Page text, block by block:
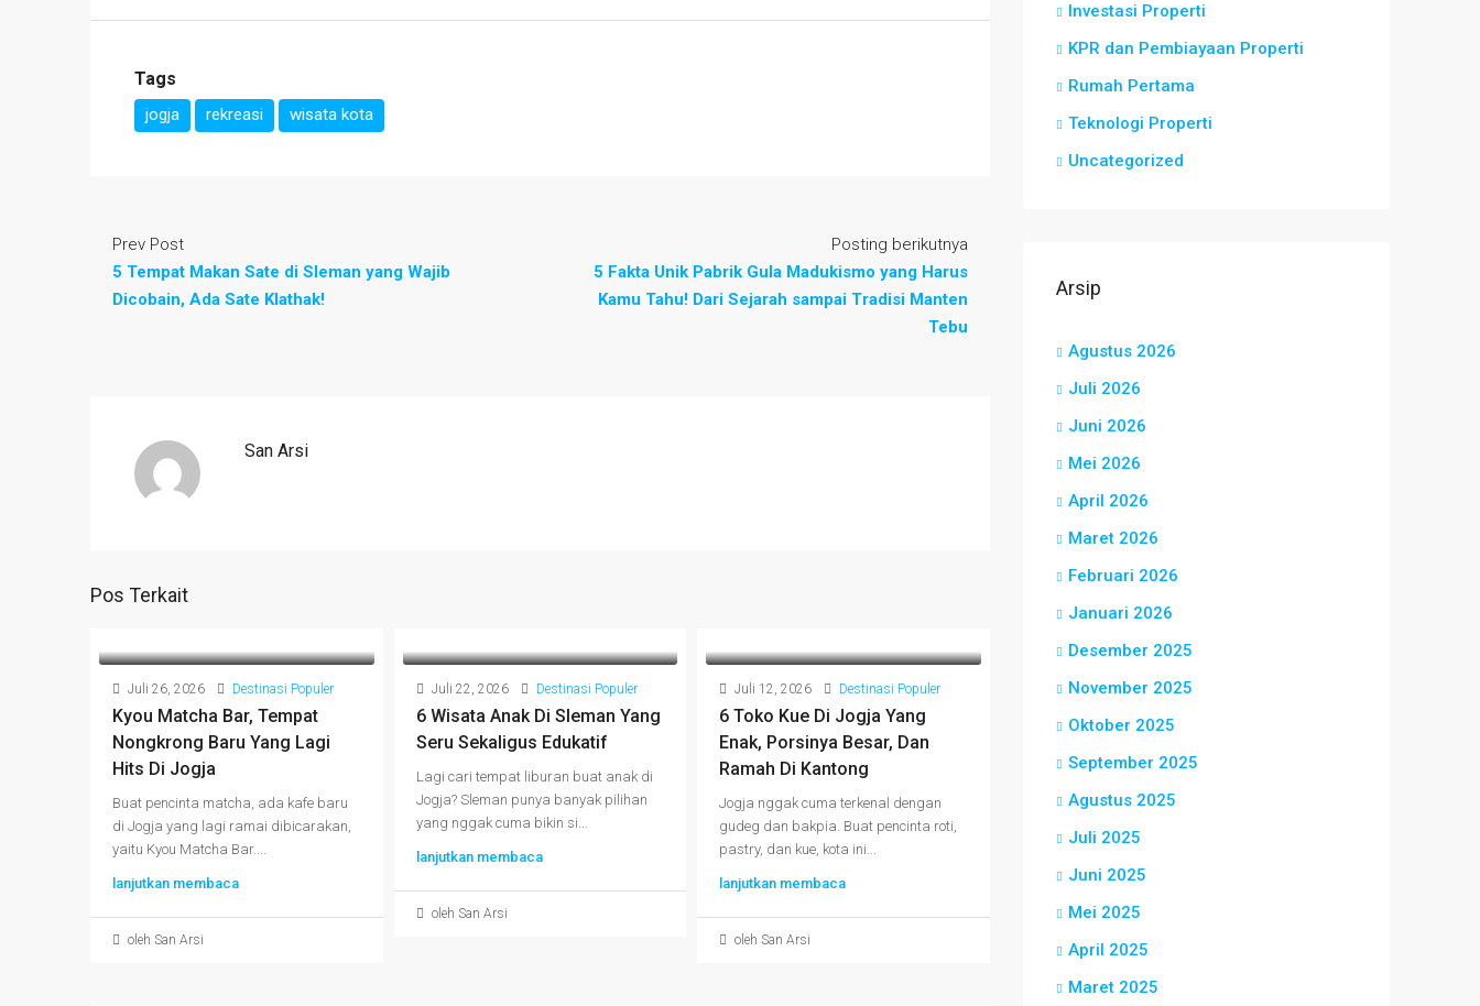
Tags
jogja rekreasi wisata kota
Prev Post
5 Tempat Makan Sate di Sleman yang Wajib
Dicobain, Ada Sate Klathak!
Posting berikutnya
5 Fakta Unik Pabrik Gula Madukismo yang Harus
Kamu Tahu! Dari Sejarah sampai Tradisi Manten
Tebu
San Arsi
Pos Terkait
Juli 26, 2026 Destinasi Populer
Kyou Matcha Bar, Tempat
Nongkrong Baru Yang Lagi
Hits Di Jogja
Buat pencinta matcha, ada kafe baru
di Jogja yang lagi ramai dibicarakan,
yaitu Kyou Matcha Bar....
lanjutkan membaca
oleh San Arsi
Juli 22, 2026 Destinasi Populer
6 Wisata Anak Di Sleman Yang
Seru Sekaligus Edukatif
Lagi cari tempat liburan buat anak di
Jogja? Sleman punya banyak pilihan
yang nggak cuma bikin si...
lanjutkan membaca
oleh San Arsi
Juli 12, 2026 Destinasi Populer
6 Toko Kue Di Jogja Yang
Enak, Porsinya Besar, Dan
Ramah Di Kantong
Jogja nggak cuma terkenal dengan
gudeg dan bakpia. Buat pencinta roti,
pastry, dan kue, kota ini...
lanjutkan membaca
oleh San Arsi
Investasi Properti
KPR dan Pembiayaan Properti
Rumah Pertama
Teknologi Properti
Uncategorized
Arsip
Agustus 2026
Juli 2026
Juni 2026
Mei 2026
April 2026
Maret 2026
Februari 2026
Januari 2026
Desember 2025
November 2025
Oktober 2025
September 2025
Agustus 2025
Juli 2025
Juni 2025
Mei 2025
April 2025
Maret 2025